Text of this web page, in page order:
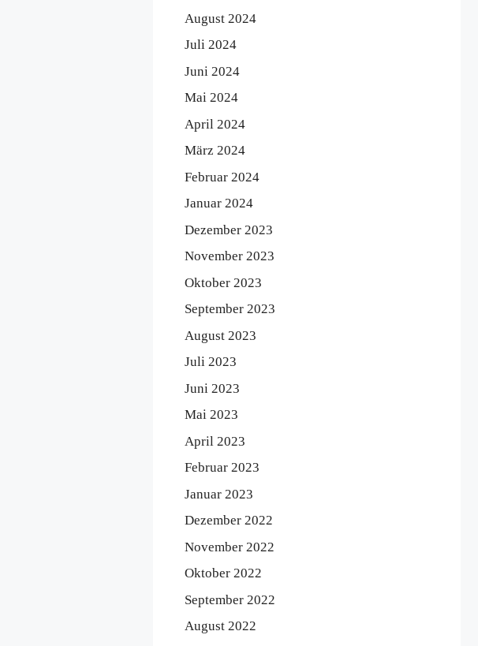
August 2024
Juli 2024
Juni 2024
Mai 2024
April 2024
März 2024
Februar 2024
Januar 2024
Dezember 2023
November 2023
Oktober 2023
September 2023
August 2023
Juli 2023
Juni 2023
Mai 2023
April 2023
Februar 2023
Januar 2023
Dezember 2022
November 2022
Oktober 2022
September 2022
August 2022